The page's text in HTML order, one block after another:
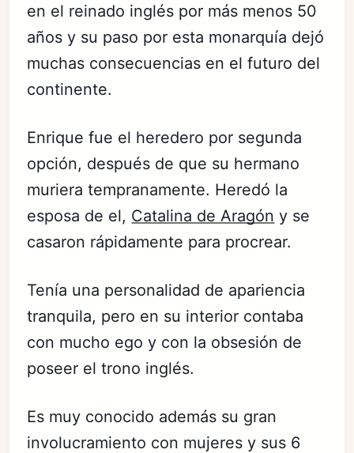
en el reinado inglés por más menos 50
años y su paso por esta monarquía dejó
muchas consecuencias en el futuro del
continente.
Enrique fue el heredero por segunda
opción, después de que su hermano
muriera tempranamente. Heredó la
esposa de el, Catalina de Aragón y se
casaron rápidamente para procrear.
Tenía una personalidad de apariencia
tranquila, pero en su interior contaba
con mucho ego y con la obsesión de
poseer el trono inglés.
Es muy conocido además su gran
involucramiento con mujeres y sus 6